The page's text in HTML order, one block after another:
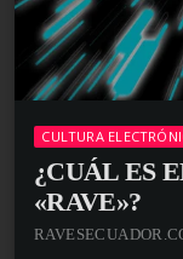
CULTURA
¿CUÁL ES
«RAVE»?